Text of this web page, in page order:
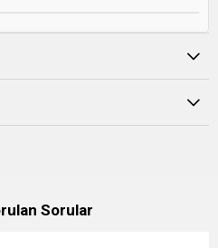
Sorular